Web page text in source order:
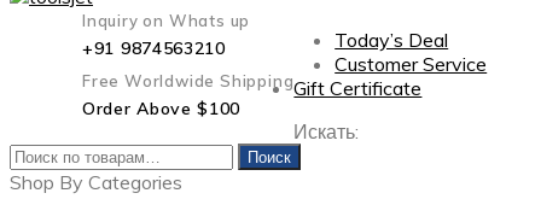
Inquiry on Whats up
+91 9874563210
Free Worldwide Shipping
Order Above $100
Today’s Deal
Customer Service
Gift Certificate
Искать:
Поиск
Shop By Categories